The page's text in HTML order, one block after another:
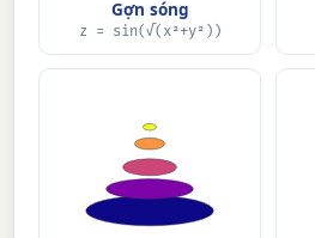
Gợn sóng
z = sin(√(x²+y²))